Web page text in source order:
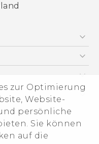
zur Optimierung
Website-
persönliche
Sie können
auf die